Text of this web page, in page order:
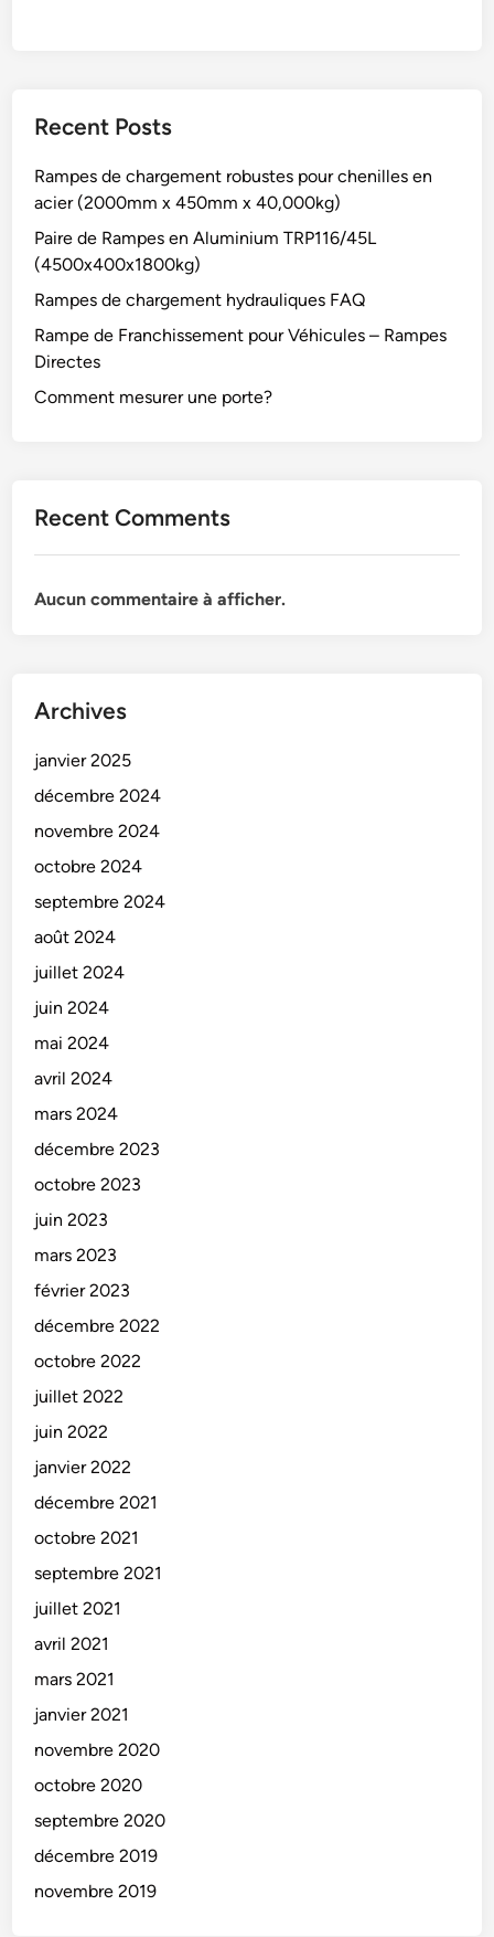
Recent Posts
Rampes de chargement robustes pour chenilles en
acier (2000mm x 450mm x 40,000kg)
Paire de Rampes en Aluminium TRP116/45L
(4500x400x1800kg)
Rampes de chargement hydrauliques FAQ
Rampe de Franchissement pour Véhicules – Rampes
Directes
Comment mesurer une porte?
Recent Comments
Aucun commentaire à afficher.
Archives
janvier 2025
décembre 2024
novembre 2024
octobre 2024
septembre 2024
août 2024
juillet 2024
juin 2024
mai 2024
avril 2024
mars 2024
décembre 2023
octobre 2023
juin 2023
mars 2023
février 2023
décembre 2022
octobre 2022
juillet 2022
juin 2022
janvier 2022
décembre 2021
octobre 2021
septembre 2021
juillet 2021
avril 2021
mars 2021
janvier 2021
novembre 2020
octobre 2020
septembre 2020
décembre 2019
novembre 2019